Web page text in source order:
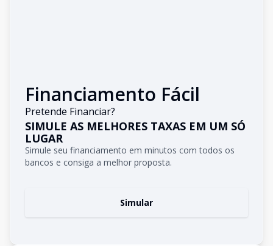
Financiamento Fácil
Pretende Financiar?
SIMULE AS MELHORES TAXAS EM UM SÓ
LUGAR
Simule seu financiamento em minutos com todos os
bancos e consiga a melhor proposta.
Simular